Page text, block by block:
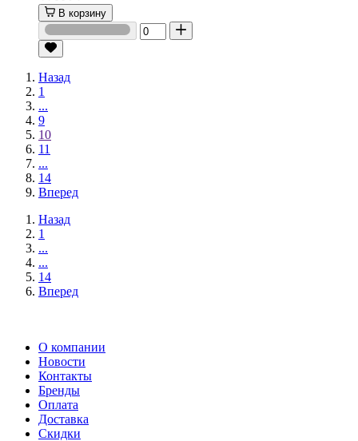
В корзину
Назад
1
...
9
10
11
...
14
Вперед
Назад
1
...
...
14
Вперед
О компании
Новости
Контакты
Бренды
Оплата
Доставка
Скидки